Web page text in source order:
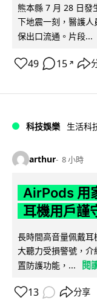
熊本縣 7 月 28 日發
下地震一刻，醫護
保出口流通。片段...
49 15 ↗
科技娛樂 生活科
arthur 8 小時
AirPods 用
耳機用戶
長時間高音量佩戴
大聽力受損警號，
置防護功能，...
閱
13 分享